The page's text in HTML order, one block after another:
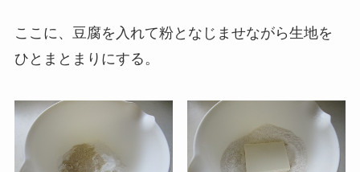
ここに、豆腐を入れて粉となじませながら生地を
ひとまとまりにする。